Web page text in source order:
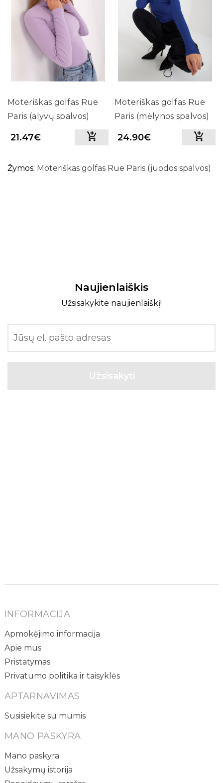
Moteriškas golfas Rue
Paris (alyvų spalvos)
21.47€
Moteriškas golfas Rue
Paris (mėlynos spalvos)
24.90€
Žymos: Moteriškas golfas Rue Paris (juodos spalvos)
Naujienlaiškis
Užsisakykite naujienlaiškį!
INFORMACIJA
Apmokėjimo informacija
Apie mus
Pristatymas
Privatumo politika ir taisyklės
APTARNAVIMAS
Susisiekite su mumis
MANO PASKYRA
Mano paskyra
Užsakymų istorija